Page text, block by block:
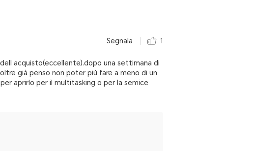
Segnala 1
acquisto(eccellente).dopo una settimana di
già penso non poter più fare a meno di un
aprirlo per il multitasking o per la semice